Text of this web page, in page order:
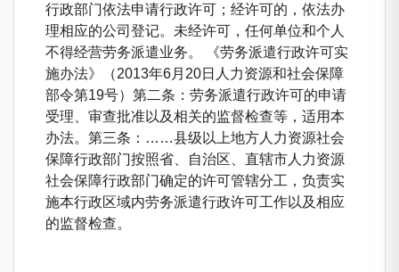
行政部门依法申请行政许可；经许可的，依法办
理相应的公司登记。未经许可，任何单位和个人
不得经营劳务派遣业务。 《劳务派遣行政许可实
施办法》（2013年6月20日人力资源和社会保障
部令第19号）第二条：劳务派遣行政许可的申请
受理、审查批准以及相关的监督检查等，适用本
办法。第三条：……县级以上地方人力资源社会
保障行政部门按照省、自治区、直辖市人力资源
社会保障行政部门确定的许可管辖分工，负责实
施本行政区域内劳务派遣行政许可工作以及相应
的监督检查。